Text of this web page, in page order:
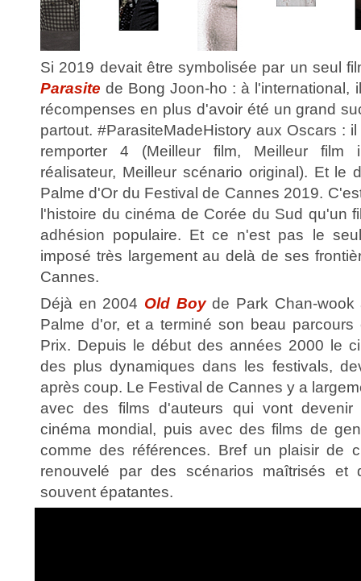
Si 2019 devait être symbolisée par un seul
Parasite de Bong Joon-ho : à l'international,
récompenses en plus d'avoir été un grand
partout. #ParasiteMadeHistory aux Oscars :
remporter 4 (Meilleur film, Meilleur film
réalisateur, Meilleur scénario original). Et le
Palme d'Or du Festival de Cannes 2019.
l'histoire du cinéma de Corée du Sud qu'un
adhésion populaire. Et ce n'est pas le
imposé très largement au delà de ses
Cannes.
Déjà en 2004 Old Boyde Park Chan-wook
Palme d'or, et a terminé son beau
Prix. Depuis le début des années 2000 le
des plus dynamiques dans les festivals,
après coup. Le Festival de Cannes y a
avec des films d'auteurs qui vont
cinéma mondial, puis avec des films de
comme des références. Bref un plaisir de
renouvelé par des scénarios maîtrisés et
souvent épatantes.